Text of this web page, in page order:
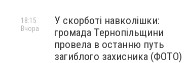
У скорботі навколішки:
громада Тернопільщини
провела в останню путь
загиблого захисника (ФОТО)
18:15
Вчора